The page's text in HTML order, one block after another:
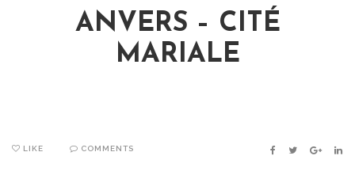
ANVERS – CITÉ
MARIALE
LIKE COMMENTS FACEBOOK
TWITTER